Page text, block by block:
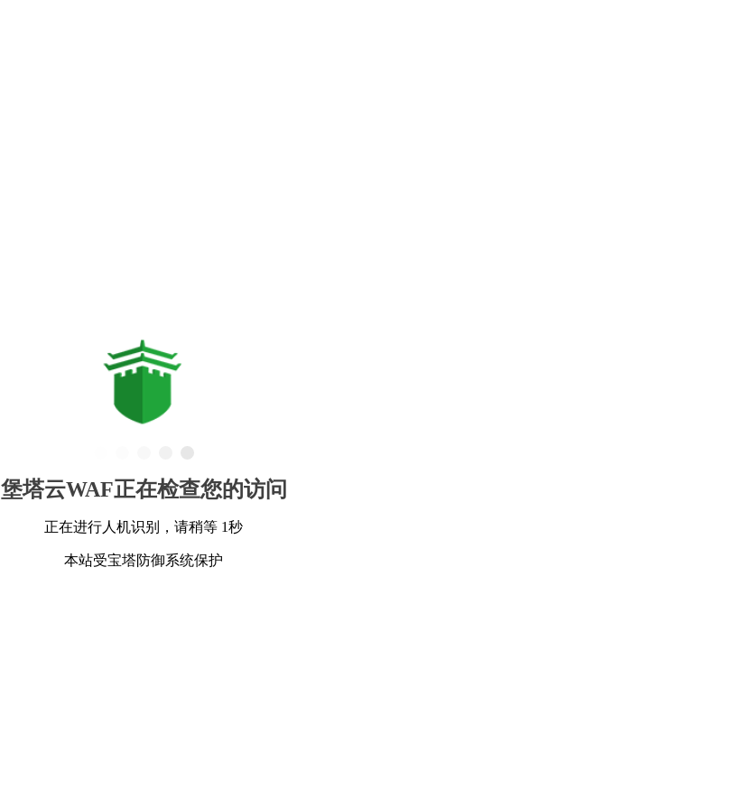
堡塔云WAF正在检查您的访问
正在进行人机识别，请稍等 1秒
本站受宝塔防御系统保护